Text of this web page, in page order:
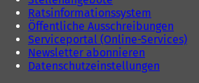
Ratsinformationssystem
Öffentliche Ausschreibungen
Serviceportal (Online-Services)
Newsletter abonnieren
Datenschutzeinstellungen